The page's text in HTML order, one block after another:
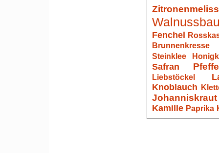
Fenchel
Brunnenkresse
Steinklee
Safran
Liebstöckel
Knoblauch
Johanniskraut
Kamille Paprika